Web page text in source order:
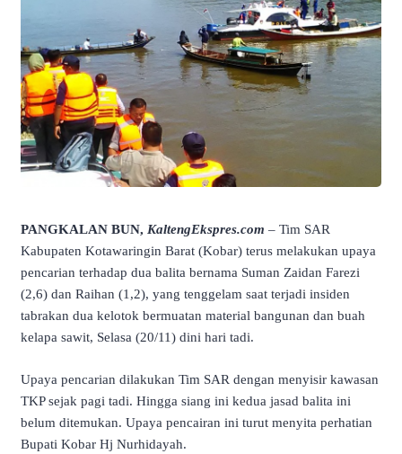
PANGKALAN BUN, KaltengEkspres.com – Tim SAR
Kabupaten Kotawaringin Barat (Kobar) terus melakukan upaya
pencarian terhadap dua balita bernama Suman Zaidan Farezi
(2,6) dan Raihan (1,2), yang tenggelam saat terjadi insiden
tabrakan dua kelotok bermuatan material bangunan dan buah
kelapa sawit, Selasa (20/11) dini hari tadi.
Upaya pencarian dilakukan Tim SAR dengan menyisir kawasan
TKP sejak pagi tadi. Hingga siang ini kedua jasad balita ini
belum ditemukan. Upaya pencairan ini turut menyita perhatian
Bupati Kobar Hj Nurhidayah.